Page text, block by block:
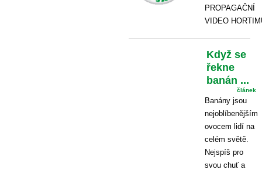
PROPAGAČNÍ
VIDEO
Když se
řekne
banán ...
článek
Banány jsou
nejoblíbenějším
ovocem lidí na
celém světě.
Nejspíš pro
svou chuť a